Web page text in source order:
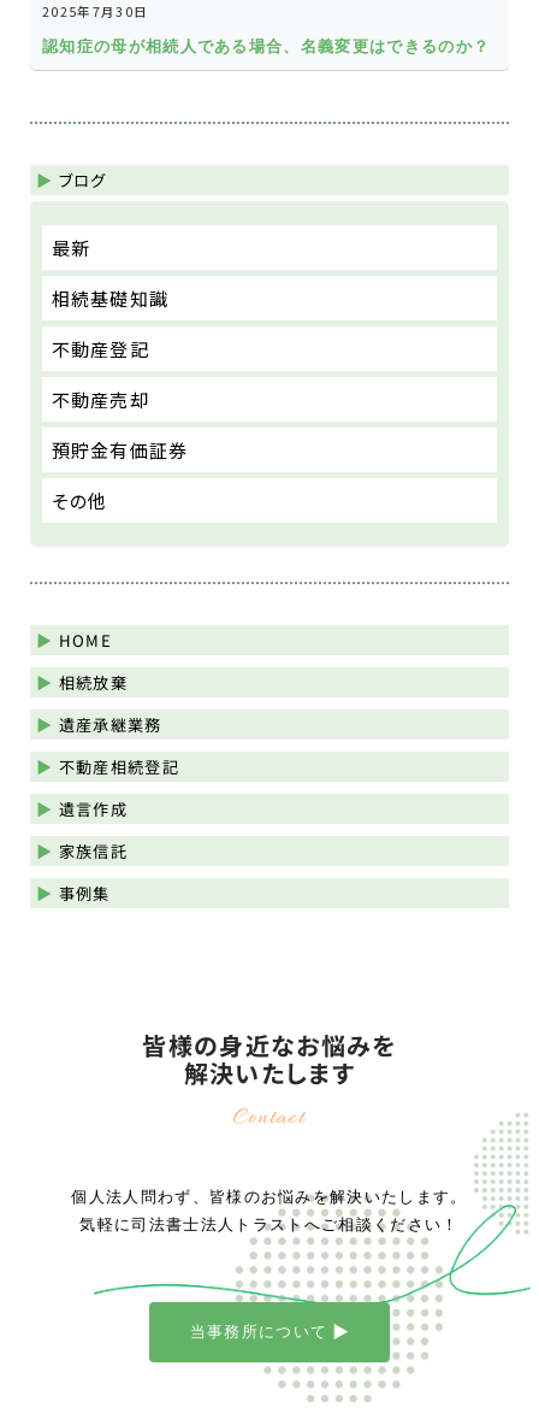
2025年7月30日
認知症の母が相続人である場合、名義変更はできるのか？
ブログ
最新
相続基礎知識
不動産登記
不動産売却
預貯金有価証券
その他
HOME
相続放棄
遺産承継業務
不動産相続登記
遺言作成
家族信託
事例集
皆様の身近なお悩みを
解決いたします
Contact
個人法人問わず、皆様のお悩みを解決いたします。
気軽に司法書士法人トラストへご相談ください！
当事務所について